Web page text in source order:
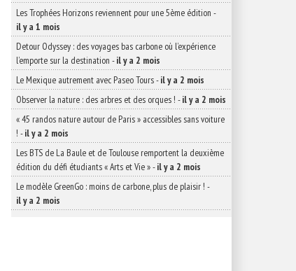
Les Trophées Horizons reviennent pour une 5ème édition -
il y a 1 mois
Detour Odyssey : des voyages bas carbone où l’expérience
l’emporte sur la destination -il y a 2 mois
Le Mexique autrement avec Paseo Tours-il y a 2 mois
Observer la nature : des arbres et des orques ! -il y a 2 mois
« 45 randos nature autour de Paris » accessibles sans voiture
! -il y a 2 mois
Les BTS de La Baule et de Toulouse remportent la deuxième
édition du défi étudiants « Arts et Vie »-il y a 2 mois
Le modèle GreenGo : moins de carbone, plus de plaisir ! -
il y a 2 mois